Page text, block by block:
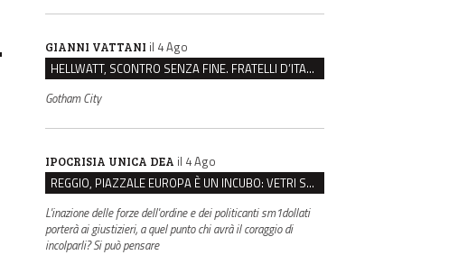
GIANNI VATTANI il 4 Ago
HELLWATT, SCONTRO SENZA FINE. FRATELLI D’ITALIA: “MILANI PORTA DOCUMENTI, DE FRANCO INSULTI”
Gotham City
IPOCRISIA UNICA DEA il 4 Ago
REGGIO, PIAZZALE EUROPA È UN INCUBO: VETRI SPACCATI E FURTI SULLE AUTO IN SOSTA
L'inazione delle forze dell'ordine e dei politicanti sm1dollati
porterà ai giustizieri, a quel punto chi avrà il coraggio di
incolparli? Si può pensare